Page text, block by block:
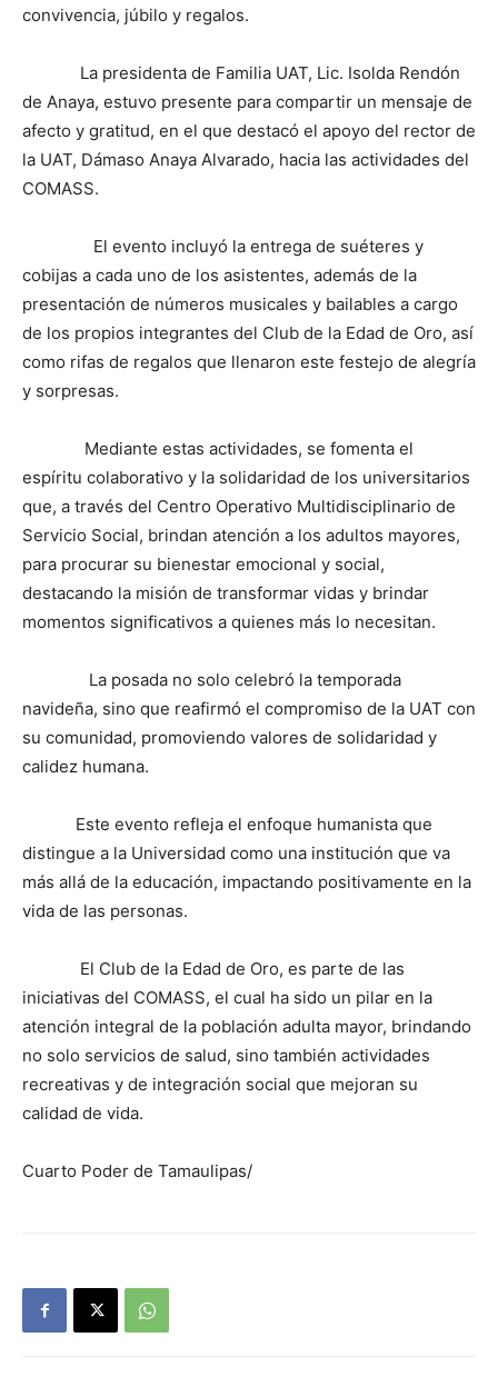
convivencia, júbilo y regalos.
La presidenta de Familia UAT, Lic. Isolda Rendón
de Anaya, estuvo presente para compartir un mensaje de
afecto y gratitud, en el que destacó el apoyo del rector de
la UAT, Dámaso Anaya Alvarado, hacia las actividades del
COMASS.
El evento incluyó la entrega de suéteres y
cobijas a cada uno de los asistentes, además de la
presentación de números musicales y bailables a cargo
de los propios integrantes del Club de la Edad de Oro, así
como rifas de regalos que llenaron este festejo de alegría
y sorpresas.
Mediante estas actividades, se fomenta el
espíritu colaborativo y la solidaridad de los universitarios
que, a través del Centro Operativo Multidisciplinario de
Servicio Social, brindan atención a los adultos mayores,
para procurar su bienestar emocional y social,
destacando la misión de transformar vidas y brindar
momentos significativos a quienes más lo necesitan.
La posada no solo celebró la temporada
navideña, sino que reafirmó el compromiso de la UAT con
su comunidad, promoviendo valores de solidaridad y
calidez humana.
Este evento refleja el enfoque humanista que
distingue a la Universidad como una institución que va
más allá de la educación, impactando positivamente en la
vida de las personas.
El Club de la Edad de Oro, es parte de las
iniciativas del COMASS, el cual ha sido un pilar en la
atención integral de la población adulta mayor, brindando
no solo servicios de salud, sino también actividades
recreativas y de integración social que mejoran su
calidad de vida.
Cuarto Poder de Tamaulipas/